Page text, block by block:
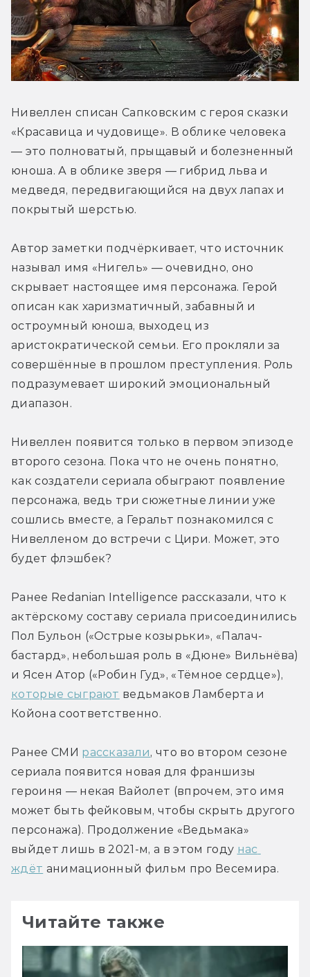
Нивеллен списан Сапковским с героя сказки
«Красавица и чудовище». В облике человека
— это полноватый, прыщавый и болезненный
юноша. А в облике зверя — гибрид льва и
медведя, передвигающийся на двух лапах и
покрытый шерстью.
Автор заметки подчёркивает, что источник
называл имя «Нигель» — очевидно, оно
скрывает настоящее имя персонажа. Герой
описан как харизматичный, забавный и
остроумный юноша, выходец из
аристократической семьи. Его прокляли за
совершённые в прошлом преступления. Роль
подразумевает широкий эмоциональный
диапазон.
Нивеллен появится только в первом эпизоде
второго сезона. Пока что не очень понятно,
как создатели сериала обыграют появление
персонажа, ведь три сюжетные линии уже
сошлись вместе, а Геральт познакомился с
Нивелленом до встречи с Цири. Может, это
будет флэшбек?
Ранее Redanian Intelligence рассказали, что к
актёрскому составу сериала присоединились
Пол Бульон («Острые козырьки», «Палач-
бастард», небольшая роль в «Дюне» Вильнёва)
которые сыграют ведьмаков Ламберта и
Койона соответственно.
Ранее СМИ рассказали, что во втором сезоне
сериала появится новая для франшизы
героиня — некая Вайолет (впрочем, это имя
может быть фейковым, чтобы скрыть другого
персонажа). Продолжение «Ведьмака»
выйдет лишь в 2021-м, а в этом году нас
ждёт анимационный фильм про Весемира.
Читайте также